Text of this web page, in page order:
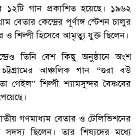
১২টি গান প্রকাশিত হয়েছে। ১৯৬২
বেতার কেন্দ্রের পূর্ণাঙ্গ স্টেশন চালুর
ও শিল্পী হিসেবে আমৃত্যু যুক্ত ছিলেন।
তিনি বেশ কিছু অনুষ্ঠানে অংশ
আঞ্চলিক গান “গুরা বউ
গেইল” শিল্পী শ্যামসুন্দর বৈষ্ণবের
গণমাধ্যম বেতার ও টেলিভিশনের
সদস্য ছিলেন। তার শিষ্যদের মধ্যে